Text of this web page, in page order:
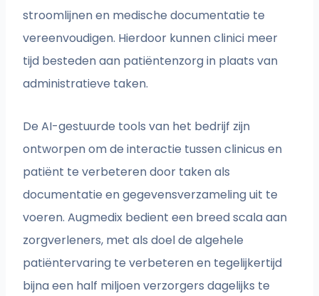
stroomlijnen en medische documentatie te
vereenvoudigen. Hierdoor kunnen clinici meer
tijd besteden aan patiëntenzorg in plaats van
administratieve taken.
De AI-gestuurde tools van het bedrijf zijn
ontworpen om de interactie tussen clinicus en
patiënt te verbeteren door taken als
documentatie en gegevensverzameling uit te
voeren. Augmedix bedient een breed scala aan
zorgverleners, met als doel de algehele
patiëntervaring te verbeteren en tegelijkertijd
bijna een half miljoen verzorgers dagelijks te